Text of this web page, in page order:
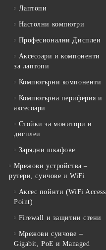
Лаптопи
Настолни компютри
Професионални Дисплеи
Аксесоари и компоненти
за лаптопи
Компютърни компоненти
Компютърна периферия и
аксесоари
Стойки за монитори и
дисплеи
Зарядни шкафове
Мрежови устройства –
рутери, суичове и WiFi
Аксес пойнти (WiFi Access
Point)
Firewall и защитни стени
Мрежови суичове –
Gigabit, PoE и Managed